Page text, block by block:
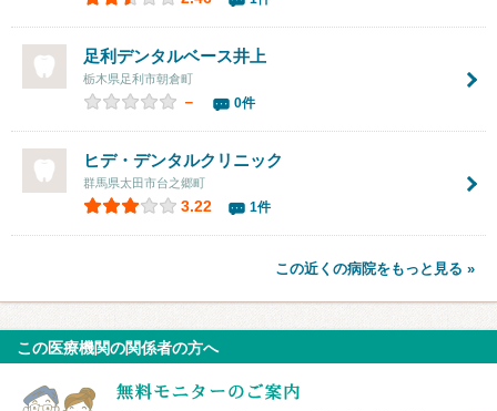
足利デンタルベース井上
栃木県足利市朝倉町
－ 0件
ヒデ・デンタルクリニック
群馬県太田市台之郷町
3.22 1件
この近くの病院をもっと見る »
この医療機関の関係者の方へ